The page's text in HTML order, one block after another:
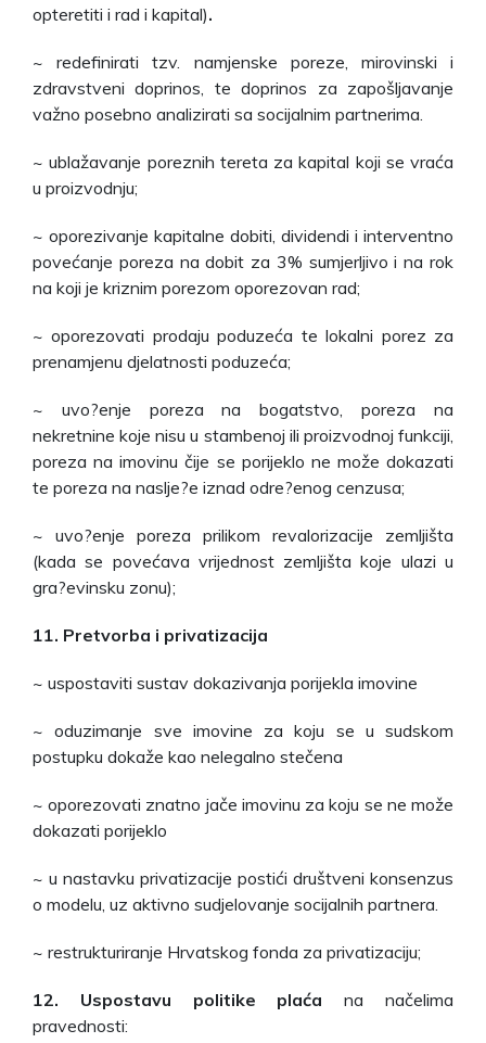
opteretiti i rad i kapital).
~ redefinirati tzv. namjenske poreze, mirovinski i
zdravstveni doprinos, te doprinos za zapošljavanje
važno posebno analizirati sa socijalnim partnerima.
~ ublažavanje poreznih tereta za kapital koji se vraća
u proizvodnju;
~ oporezivanje kapitalne dobiti, dividendi i interventno
povećanje poreza na dobit za 3% sumjerljivo i na rok
na koji je kriznim porezom oporezovan rad;
~ oporezovati prodaju poduzeća te lokalni porez za
prenamjenu djelatnosti poduzeća;
~ uvo?enje poreza na bogatstvo, poreza na
nekretnine koje nisu u stambenoj ili proizvodnoj funkciji,
poreza na imovinu čije se porijeklo ne može dokazati
te poreza na naslje?e iznad odre?enog cenzusa;
~ uvo?enje poreza prilikom revalorizacije zemljišta
(kada se povećava vrijednost zemljišta koje ulazi u
gra?evinsku zonu);
11. Pretvorba i privatizacija
~ uspostaviti sustav dokazivanja porijekla imovine
~ oduzimanje sve imovine za koju se u sudskom
postupku dokaže kao nelegalno stečena
~ oporezovati znatno jače imovinu za koju se ne može
dokazati porijeklo
~ u nastavku privatizacije postići društveni konsenzus
o modelu, uz aktivno sudjelovanje socijalnih partnera.
~ restrukturiranje Hrvatskog fonda za privatizaciju;
12. Uspostavu politike plaćana načelima
pravednosti: